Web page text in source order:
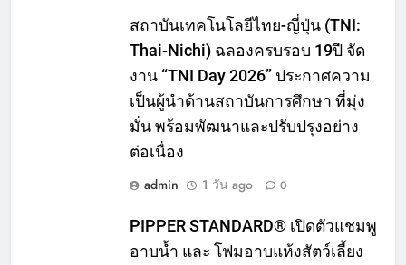
สถาบันเทคโนโลยีไทย-ญี่ปุ่น (TNI:
Thai-Nichi) ฉลองครบรอบ 19ปี จัด
งาน “TNI Day 2026” ประกาศความ
เป็นผู้นำด้านสถาบันการศึกษา ที่มุ่ง
มั่น พร้อมพัฒนาและปรับปรุงอย่าง
ต่อเนื่อง
admin
1 วัน ago 0
PIPPER STANDARD® เปิดตัวแชมพู
อาบน้ำ และ โฟมอาบแห้งสัตว์เลี้ยง